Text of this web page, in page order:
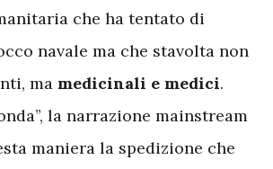
che ha tentato di
navale ma che stavolta non
ma medicinali e medici.
la narrazione mainstream
maniera la spedizione che